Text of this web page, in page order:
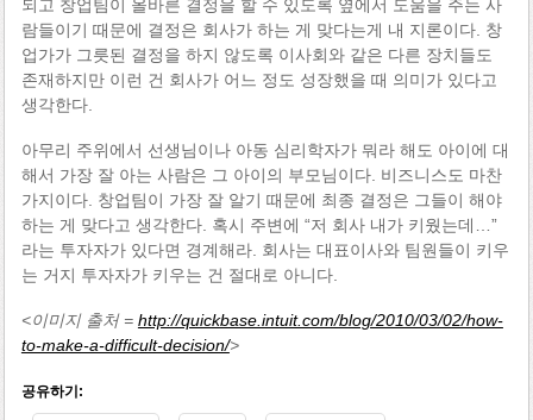
되고 창업팀이 올바른 결정을 할 수 있도록 옆에서 도움을 주는 사
람들이기 때문에 결정은 회사가 하는 게 맞다는게 내 지론이다. 창
업가가 그릇된 결정을 하지 않도록 이사회와 같은 다른 장치들도
존재하지만 이런 건 회사가 어느 정도 성장했을 때 의미가 있다고
생각한다.
아무리 주위에서 선생님이나 아동 심리학자가 뭐라 해도 아이에 대
해서 가장 잘 아는 사람은 그 아이의 부모님이다. 비즈니스도 마찬
가지이다. 창업팀이 가장 잘 알기 때문에 최종 결정은 그들이 해야
하는 게 맞다고 생각한다. 혹시 주변에 “저 회사 내가 키웠는데…”
라는 투자자가 있다면 경계해라. 회사는 대표이사와 팀원들이 키우
는 거지 투자자가 키우는 건 절대로 아니다.
<이미지 출처 = http://quickbase.intuit.com/blog/2010/03/02/how-
to-make-a-difficult-decision/>
공유하기: